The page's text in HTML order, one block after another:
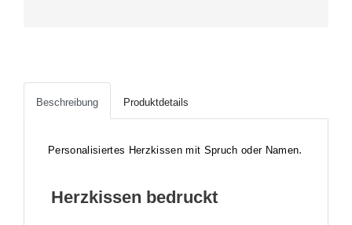
Beschreibung Produktdetails
Personalisiertes Herzkissen mit Spruch oder Namen.
Herzkissen bedruckt